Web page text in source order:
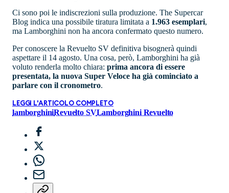
Ci sono poi le indiscrezioni sulla produzione. The Supercar
Blog indica una possibile tiratura limitata a 1.963 esemplari,
ma Lamborghini non ha ancora confermato questo numero.
Per conoscere la Revuelto SV definitiva bisognerà quindi
aspettare il 14 agosto. Una cosa, però, Lamborghini ha già
voluto renderla molto chiara: prima ancora di essere
presentata, la nuova Super Veloce ha già cominciato a
parlare con il cronometro.
LEGGI L'ARTICOLO COMPLETO
lamborghiniRevuelto SVLamborghini Revuelto